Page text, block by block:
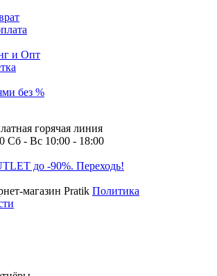
и Опт
без %
горячая линия
Сб - Вс 10:00 - 18:00
до -90%. Переходь!
магазин Pratik Политика